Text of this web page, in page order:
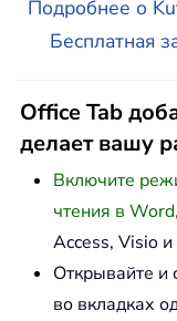
Подробнее о
Бесплатная
Office Tab
делает вашу
Включите
чтения в
Access, Visio
Открывайте и
во вкладках